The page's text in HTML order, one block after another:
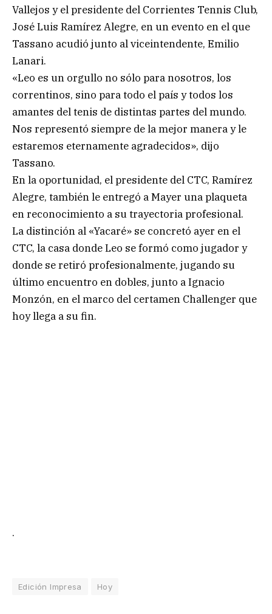
Vallejos y el presidente del Corrientes Tennis Club,
José Luis Ramírez Alegre, en un evento en el que
Tassano acudió junto al viceintendente, Emilio
Lanari.
«Leo es un orgullo no sólo para nosotros, los
correntinos, sino para todo el país y todos los
amantes del tenis de distintas partes del mundo.
Nos representó siempre de la mejor manera y le
estaremos eternamente agradecidos», dijo
Tassano.
En la oportunidad, el presidente del CTC, Ramírez
Alegre, también le entregó a Mayer una plaqueta
en reconocimiento a su trayectoria profesional.
La distinción al «Yacaré» se concretó ayer en el
CTC, la casa donde Leo se formó como jugador y
donde se retiró profesionalmente, jugando su
último encuentro en dobles, junto a Ignacio
Monzón, en el marco del certamen Challenger que
hoy llega a su fin.
.
Edición Impresa Hoy